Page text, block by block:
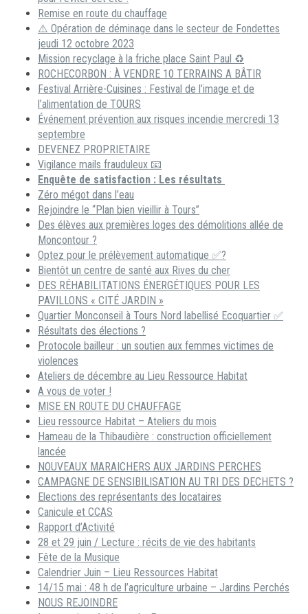
Remise en route du chauffage
⚠️ Opération de déminage dans le secteur de Fondettes
jeudi 12 octobre 2023
Mission recyclage à la friche place Saint Paul ♻️
ROCHECORBON : À VENDRE 10 TERRAINS A BÂTIR
Festival Arrière-Cuisines : Festival de l’image et de
l’alimentation de TOURS
Événement prévention aux risques incendie mercredi 13
septembre
DEVENEZ PROPRIETAIRE
Vigilance mails frauduleux 📧
Enquête de satisfaction : Les résultats
Zéro mégot dans l’eau
Rejoindre le “Plan bien vieillir à Tours”
Des élèves aux premières loges des démolitions allée de
Moncontour ?
Optez pour le prélèvement automatique ✅?
Bientôt un centre de santé aux Rives du cher
DES RÉHABILITATIONS ÉNERGÉTIQUES POUR LES
PAVILLONS « CITÉ JARDIN »
Quartier Monconseil à Tours Nord labellisé Ecoquartier ✅
Résultats des élections ?
Protocole bailleur : un soutien aux femmes victimes de
violences
Ateliers de décembre au Lieu Ressource Habitat
A vous de voter !
MISE EN ROUTE DU CHAUFFAGE
Lieu ressource Habitat – Ateliers du mois
Hameau de la Thibaudière : construction officiellement
lancée
NOUVEAUX MARAICHERS AUX JARDINS PERCHES
CAMPAGNE DE SENSIBILISATION AU TRI DES DECHETS ?
Elections des représentants des locataires
Canicule et CCAS
Rapport d’Activité
28 et 29 juin / Lecture : récits de vie des habitants
Fête de la Musique
Calendrier Juin – Lieu Ressources Habitat
14/15 mai : 48 h de l’agriculture urbaine – Jardins Perchés
NOUS REJOINDRE